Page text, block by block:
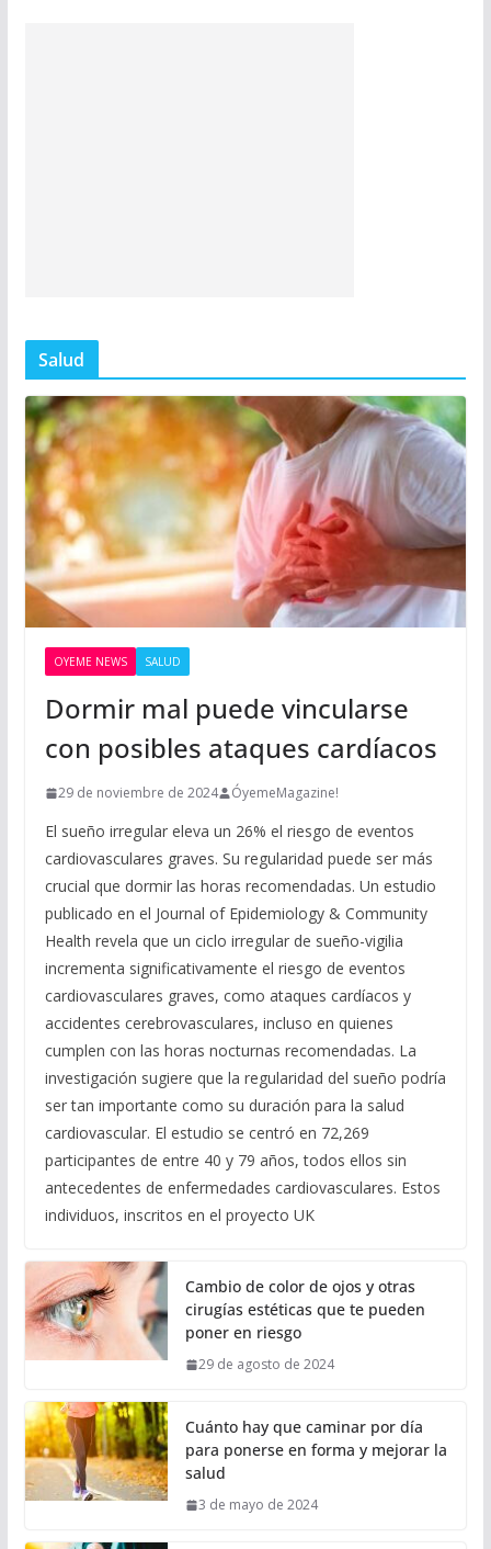
Salud
OYEME NEWS SALUD
Dormir mal puede vincularse
con posibles ataques cardíacos
29 de noviembre de 2024 ÓyemeMagazine!
El sueño irregular eleva un 26% el riesgo de eventos
cardiovasculares graves. Su regularidad puede ser más
crucial que dormir las horas recomendadas. Un estudio
publicado en el Journal of Epidemiology & Community
Health revela que un ciclo irregular de sueño-vigilia
incrementa significativamente el riesgo de eventos
cardiovasculares graves, como ataques cardíacos y
accidentes cerebrovasculares, incluso en quienes
cumplen con las horas nocturnas recomendadas. La
investigación sugiere que la regularidad del sueño podría
ser tan importante como su duración para la salud
cardiovascular. El estudio se centró en 72,269
participantes de entre 40 y 79 años, todos ellos sin
antecedentes de enfermedades cardiovasculares. Estos
individuos, inscritos en el proyecto UK
Cambio de color de ojos y otras
cirugías estéticas que te pueden
poner en riesgo
29 de agosto de 2024
Cuánto hay que caminar por día
para ponerse en forma y mejorar la
salud
3 de mayo de 2024